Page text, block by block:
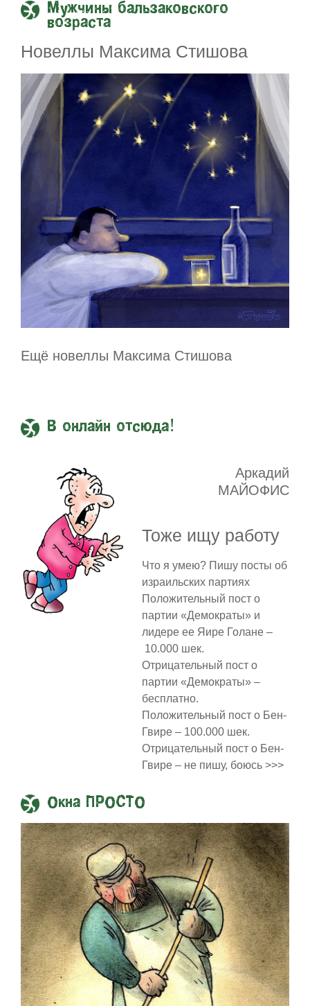
Мужчины бальзаковского
возраста
Новеллы Максима Стишова
Ещё новеллы Максима Стишова
В онлайн отсюда!
Аркадий
МАЙОФИС
Тоже ищу работу
Что я умею? Пишу посты об
израильских партиях
Положительный пост о
партии «Демократы» и
лидере ее Яире Голане –
10.000 шек.
Отрицательный пост о
партии «Демократы» –
бесплатно.
Положительный пост о Бен-
Гвире – 100.000 шек.
Отрицательный пост о Бен-
Гвире – не пишу, боюсь >>>
Окна ПРОСТО